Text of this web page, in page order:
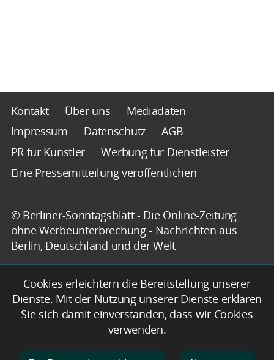
Kontakt Über uns
Mediadaten
Impressum
Datenschutz
AGB
PR für Künstler
Werbung für Dienstleister
Eine Pressemitteilung veröffentlichen
© Berliner-Sonntagsblatt - Die Online-Zeitung
ohne Werbeunterbrechung - Nachrichten aus
Berlin, Deutschland und der Welt
Cookies erleichtern die Bereitstellung unserer
Dienste. Mit der Nutzung unserer Dienste erklären
Sie sich damit einverstanden, dass wir Cookies
verwenden.